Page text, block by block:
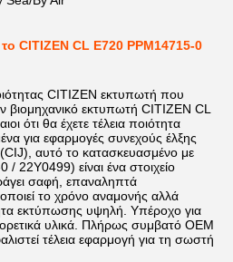
CITIZEN CL E720 PPM14715-0
CITIZEN εκτυπωτή που
βιομηχανικό εκτυπωτή CITIZEN CL
ότι θα έχετε τέλεια ποιότητα
για εφαρμογές συνεχούς έλξης
αυτό το κατασκευασμένο με
22Y0499) είναι ένα στοιχείο
σαφή, επαναληπτά
το χρόνο αναμονής αλλά
εκτύπωσης υψηλή. Υπέροχο για
υλικά. Πλήρως συμβατό OEM
τέλεια εφαρμογή για τη σωστή